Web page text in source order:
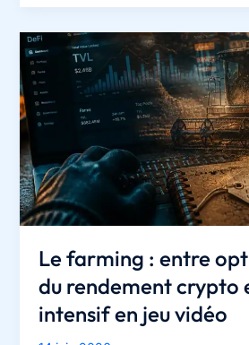
gaming
:
120
Hz,
HDMI
2.1
les
3
erreurs
techniques
ruinent
votre
jeu
Le farming : entre
du rendement crypto
intensif en jeu vidéo